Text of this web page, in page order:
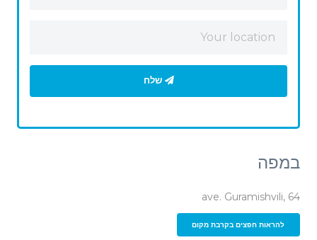
שלח
במפה
ave. Guramishvili, 64
להראות חפצים בקרבת מקום